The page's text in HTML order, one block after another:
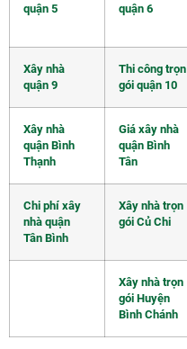
quận 5
quận 6
Xây nhà
quận 9
Thi công trọn
gói quận 10
Xây nhà
quận Bình
Thạnh
Giá xây nhà
quận Bình
Tân
Chi phí xây
nhà quận
Tân Bình
Xây nhà trọn
gói Củ Chi
Xây nhà trọn
gói Huyện
Bình Chánh